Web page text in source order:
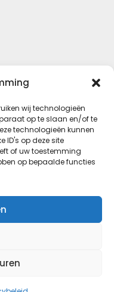
wij technologieën
op te slaan en/of te
technologieën kunnen
ID's op deze site
of uw toestemming
op bepaalde functies
Mol